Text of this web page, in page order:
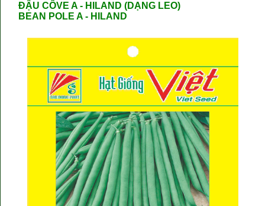
ĐẬU CÔVE A - HILAND (DẠNG LEO)
BEAN POLE A - HILAND